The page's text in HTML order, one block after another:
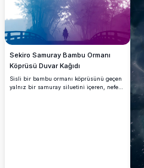
Sekiro Samuray Bambu Ormanı
Köprüsü Duvar Kağıdı
Sisli bir bambu ormanı köprüsünü geçen
yalnız bir samuray siluetini içeren, nefes